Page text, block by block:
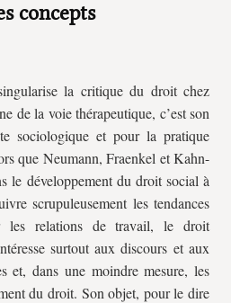
concepts
la critique du droit chez
de la voie thérapeutique, c’est son
sociologique et pour la pratique
que Neumann, Fraenkel et Kahn-
le développement du droit social à
scrupuleusement les tendances
les relations de travail, le droit
surtout aux discours et aux
et, dans une moindre mesure, les
du droit. Son objet, pour le dire